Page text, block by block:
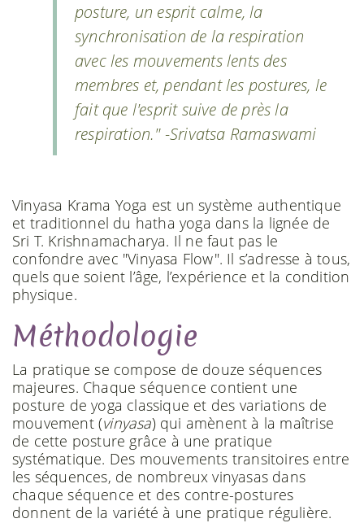
posture, un esprit calme, la
synchronisation de la respiration
avec les mouvements lents des
membres et, pendant les postures, le
fait que l'esprit suive de près la
respiration." -Srivatsa Ramaswami
Vinyasa Krama Yoga est un système authentique
et traditionnel du hatha yoga dans la lignée de
Sri T. Krishnamacharya. Il ne faut pas le
confondre avec "Vinyasa Flow". Il s’adresse à tous,
quels que soient l’âge, l’expérience et la condition
physique.
Méthodologie
La pratique se compose de douze séquences
majeures. Chaque séquence contient une
posture de yoga classique et des variations de
mouvement (vinyasa) qui amènent à la maîtrise
de cette posture grâce à une pratique
systématique. Des mouvements transitoires entre
les séquences, de nombreux vinyasas dans
chaque séquence et des contre-postures
donnent de la variété à une pratique régulière.